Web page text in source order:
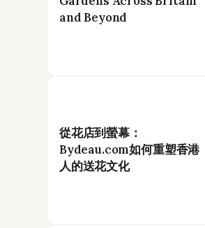
and Beyond
從花店到螢幕：
Bydeau.com如何重塑香港
人的送花文化